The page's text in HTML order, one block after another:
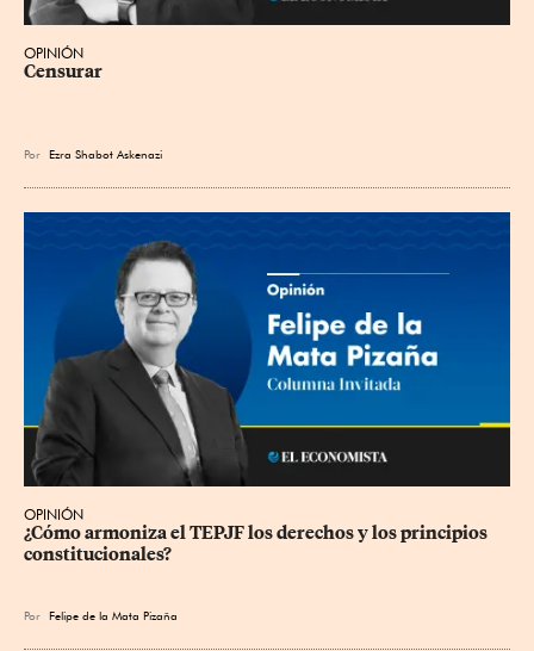
OPINIÓN
Censurar
Por Ezra Shabot Askenazi
OPINIÓN
¿Cómo armoniza el TEPJF los derechos y los principios
constitucionales?
Por Felipe de la Mata Pizaña